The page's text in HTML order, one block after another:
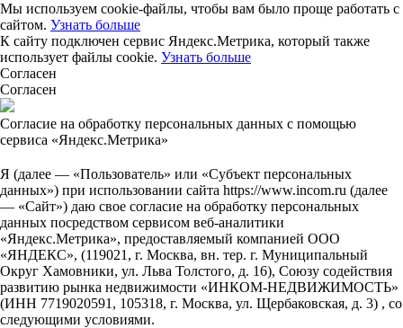
Мы используем cookie-файлы, чтобы вам было проще работать с
сайтом. Узнать больше
К сайту подключен сервис Яндекс.Метрика, который также
использует файлы cookie. Узнать больше
Согласен
Согласен
Согласие на обработку персональных данных с помощью
сервиса «Яндекс.Метрика»
Я (далее — «Пользователь» или «Субъект персональных
данных») при использовании сайта https://www.incom.ru (далее
— «Сайт») даю свое согласие на обработку персональных
данных посредством сервисом веб-аналитики
«Яндекс.Метрика», предоставляемый компанией ООО
«ЯНДЕКС», (119021, г. Москва, вн. тер. г. Муниципальный
Округ Хамовники, ул. Льва Толстого, д. 16), Союзу содействия
развитию рынка недвижимости «ИНКОМ-НЕДВИЖИМОСТЬ»
(ИНН 7719020591, 105318, г. Москва, ул. Щербаковская, д. 3) , со
следующими условиями.